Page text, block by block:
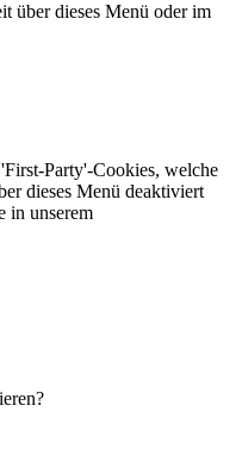
über dieses Menü oder im
Party'-Cookies, welche
dieses Menü deaktiviert
in unserem